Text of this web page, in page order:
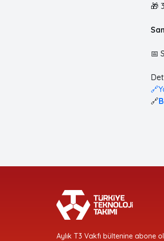
🎁
📅
🔗
Aylık T3 Vakfı bültenine abone